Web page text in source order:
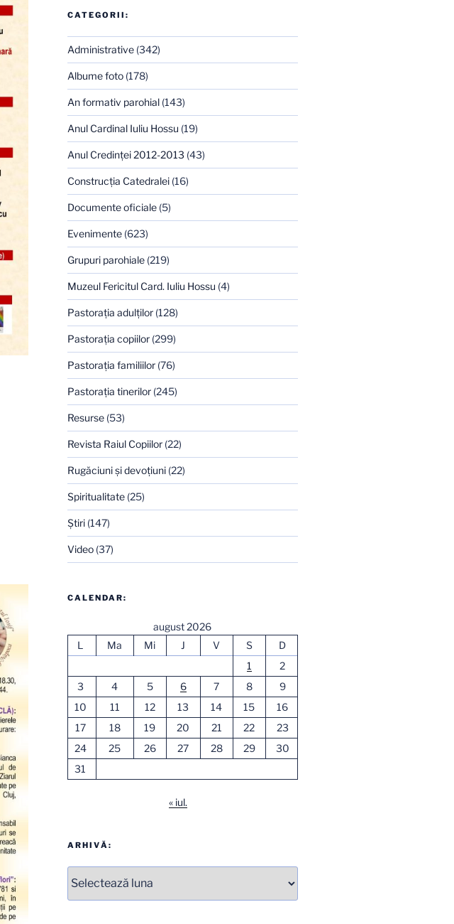
CATEGORII:
Administrative(342)
Albume foto(178)
An formativ parohial(143)
Anul Cardinal Iuliu Hossu (19)
Anul Credinţei 2012-2013 (43)
Construcţia Catedralei(16)
Documente oficiale(5)
Evenimente(623)
Grupuri parohiale(219)
Muzeul Fericitul Card. Iuliu Hossu (4)
Pastoraţia adulţilor(128)
Pastoraţia copiilor(299)
Pastoraţia familiilor(76)
Pastoraţia tinerilor(245)
Resurse(53)
Revista Raiul Copiilor(22)
Rugăciuni şi devoţiuni(22)
Spiritualitate(25)
Ştiri(147)
Video(37)
CALENDAR:
august 2026
L
Ma Mi J V S
D
1
2
3
4 5 6 7 8
9
10
11 12 13 14 15
16
17
18 19 20 21 22
23
24
25 26 27 28 29
30
31
« iul.
ARHIVĂ: